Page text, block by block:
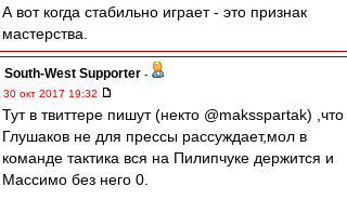
А вот когда стабильно играет - это признак
мастерства.
South-West Supporter -
30 окт 2017 19:32
Тут в твиттере пишут (некто @maksspartak) ,что
Глушаков не для прессы рассуждает,мол в
команде тактика вся на Пилипчуке держится и
Массимо без него 0.